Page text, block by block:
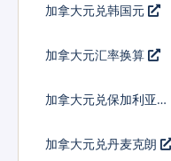
加拿大元兑韩国元
加拿大元汇率换算
加拿大元兑保加利亚列
加拿大元兑丹麦克朗